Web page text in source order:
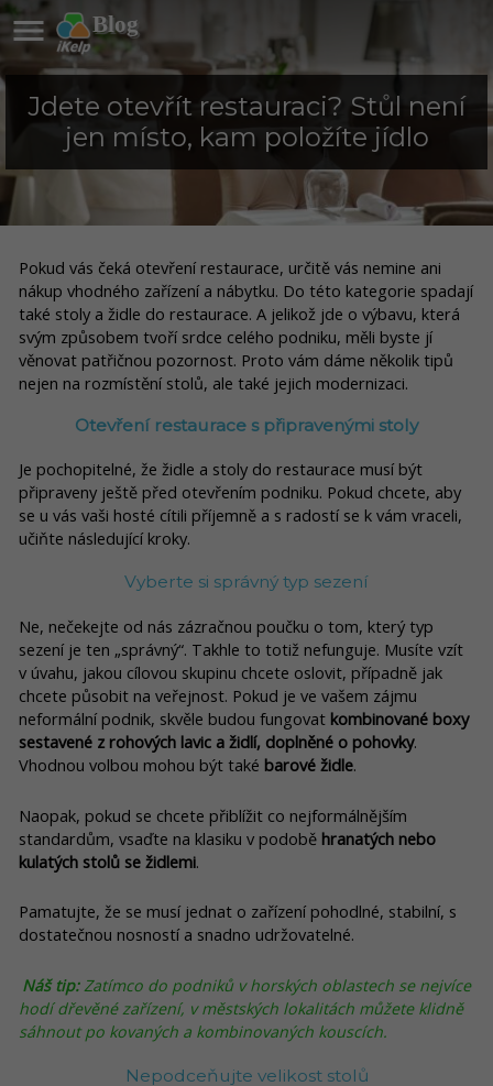
Blog

Jdete otevřít restauraci? Stůl není
jen místo, kam položíte jídlo
Pokud vás čeká otevření restaurace, určitě vás nemine ani
nákup vhodného zařízení a nábytku. Do této kategorie spadají
také stoly a židle do restaurace. A jelikož jde o výbavu, která
svým způsobem tvoří srdce celého podniku, měli byste jí
věnovat patřičnou pozornost. Proto vám dáme několik tipů
nejen na rozmístění stolů, ale také jejich modernizaci.
Otevření restaurace s připravenými stoly
Je pochopitelné, že židle a stoly do restaurace musí být
připraveny ještě před otevřením podniku. Pokud chcete, aby
se u vás vaši hosté cítili příjemně a s radostí se k vám vraceli,
učiňte následující kroky.
Vyberte si správný typ sezení
Ne, nečekejte od nás zázračnou poučku o tom, který typ
sezení je ten „správný“. Takhle to totiž nefunguje. Musíte vzít
v úvahu, jakou cílovou skupinu chcete oslovit, případně jak
chcete působit na veřejnost. Pokud je ve vašem zájmu
neformální podnik, skvěle budou fungovat kombinované boxy
sestavené z rohových lavic a židlí, doplněné o pohovky.
Vhodnou volbou mohou být také barové židle.
Naopak, pokud se chcete přiblížit co nejformálnějším
standardům, vsaďte na klasiku v podobě hranatých nebo
kulatých stolů se židlemi.
Pamatujte, že se musí jednat o zařízení pohodlné, stabilní, s
dostatečnou nosností a snadno udržovatelné.
Náš tip:Zatímco do podniků v horských oblastech se nejvíce
hodí dřevěné zařízení, v městských lokalitách můžete klidně
sáhnout po kovaných a kombinovaných kouscích.
Nepodceňujte velikost stolů